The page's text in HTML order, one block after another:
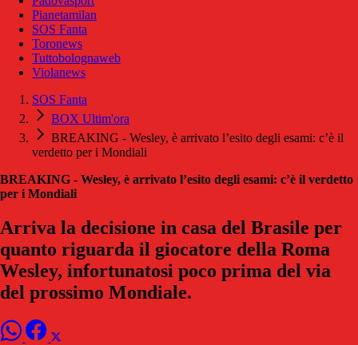
Pianetamilan
SOS Fanta
Toronews
Tuttobolognaweb
Violanews
SOS Fanta
BOX Ultim'ora
BREAKING - Wesley, è arrivato l’esito degli esami: c’è il
verdetto per i Mondiali
BREAKING - Wesley, è arrivato l’esito degli esami: c’è il verdetto
per i Mondiali
Arriva la decisione in casa del Brasile per
quanto riguarda il giocatore della Roma
Wesley, infortunatosi poco prima del via
del prossimo Mondiale.